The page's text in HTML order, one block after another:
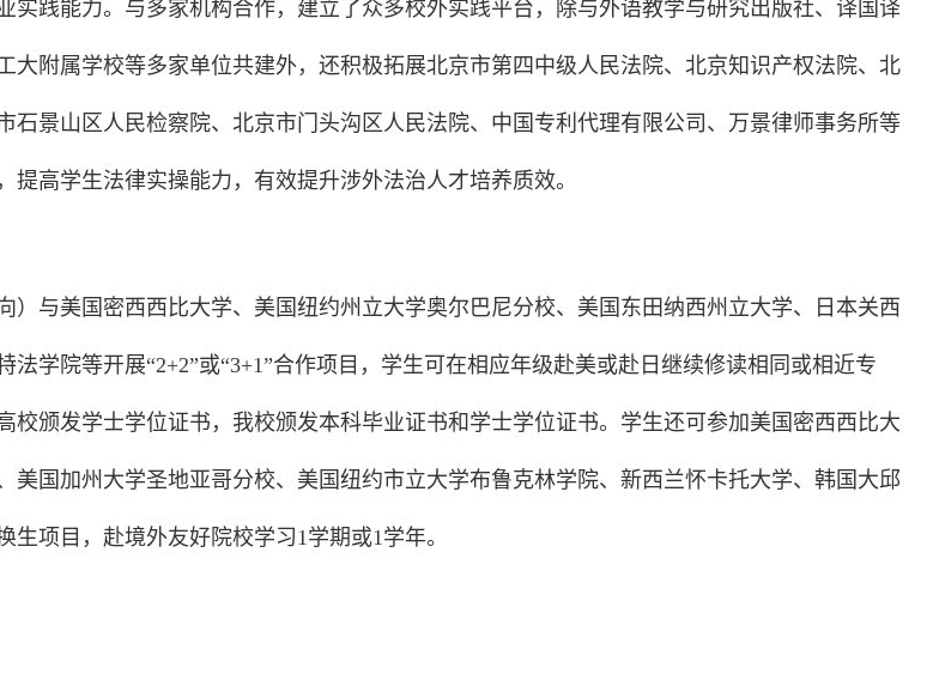
实践能力。与多家机构合作，建立了众多校外实践平台，除与外语教学与研究出版社、译国译
大附属学校等多家单位共建外，还积极拓展北京市第四中级人民法院、北京知识产权法院、北
石景山区人民检察院、北京市门头沟区人民法院、中国专利代理有限公司、万景律师事务所等
提高学生法律实操能力，有效提升涉外法治人才培养质效。
）与美国密西西比大学、美国纽约州立大学奥尔巴尼分校、美国东田纳西州立大学、日本关西
法学院等开展“2+2”或“3+1”合作项目，学生可在相应年级赴美或赴日继续修读相同或相近专
校颁发学士学位证书，我校颁发本科毕业证书和学士学位证书。学生还可参加美国密西西比大
美国加州大学圣地亚哥分校、美国纽约市立大学布鲁克林学院、新西兰怀卡托大学、韩国大邱
生项目，赴境外友好院校学习1学期或1学年。